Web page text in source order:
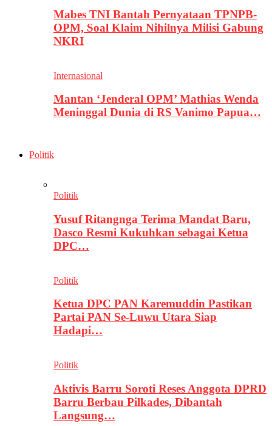
Mabes TNI Bantah Pernyataan TPNPB-
OPM, Soal Klaim Nihilnya Milisi Gabung
NKRI
Internasional
Mantan ‘Jenderal OPM’ Mathias Wenda
Meninggal Dunia di RS Vanimo Papua…
Politik
Politik
Yusuf Ritangnga Terima Mandat Baru,
Dasco Resmi Kukuhkan sebagai Ketua
DPC…
Politik
Ketua DPC PAN Karemuddin Pastikan
Partai PAN Se-Luwu Utara Siap
Hadapi…
Politik
Aktivis Barru Soroti Reses Anggota DPRD
Barru Berbau Pilkades, Dibantah
Langsung…